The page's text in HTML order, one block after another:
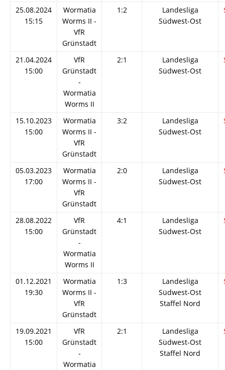
25.08.2024
15:15
Wormatia
Worms II -
VfR
Grünstadt
1:2
Landesliga
Südwest-Ost
21.04.2024
15:00
VfR
Grünstadt
-
Wormatia
Worms II
2:1
Landesliga
Südwest-Ost
15.10.2023
15:00
Wormatia
Worms II -
VfR
Grünstadt
3:2
Landesliga
Südwest-Ost
05.03.2023
17:00
Wormatia
Worms II -
VfR
Grünstadt
2:0
Landesliga
Südwest-Ost
28.08.2022
15:00
VfR
Grünstadt
-
Wormatia
Worms II
4:1
Landesliga
Südwest-Ost
01.12.2021
19:30
Wormatia
Worms II -
VfR
Grünstadt
1:3
Landesliga
Südwest-Ost
Staffel Nord
19.09.2021
15:00
VfR
Grünstadt
-
Wormatia
2:1
Landesliga
Südwest-Ost
Staffel Nord